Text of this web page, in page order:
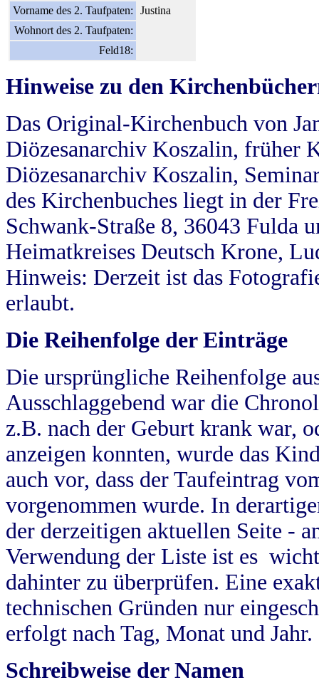
Vorname des 2. Taufpaten:
Justina
Wohnort des 2. Taufpaten:
Feld18:
Hinweise zu den
Das Original-Kirchenbuch von
Diözesanarchiv Koszalin, früher
Diözesanarchiv Koszalin,
des Kirchenbuches liegt in der
Schwank-Straße 8, 36043 Fulda
Heimatkreises Deutsch Krone,
Hinweis: Derzeit ist das
erlaubt.
Die Reihenfolge der Einträge
Die ursprüngliche Reihenfolge
Ausschlaggebend war die
z.B. nach der Geburt krank war,
anzeigen konnten, wurde das
auch vor, dass der Taufeintrag
vorgenommen wurde. In
der derzeitigen aktuellen Seite -
Verwendung der Liste ist es
dahinter zu überprüfen. Eine
technischen Gründen nur
erfolgt nach Tag, Monat und Jahr.
Schreibweise der Namen